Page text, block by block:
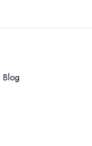
Blog